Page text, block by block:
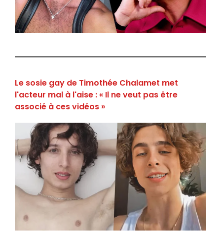
Le sosie gay de Timothée Chalamet met
l'acteur mal à l'aise : « Il ne veut pas être
associé à ces vidéos »